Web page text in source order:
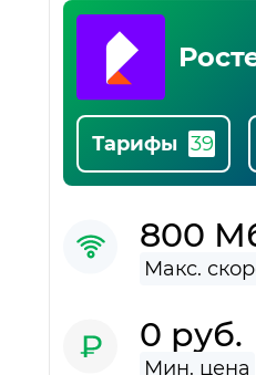
Тарифы
800
0 руб.